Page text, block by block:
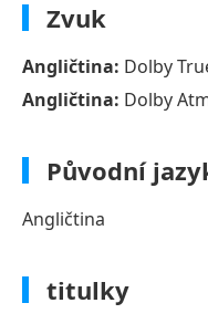
Zvuk
Angličtina: Dolby
Angličtina: Dolby
Původní
Angličtina
titulky